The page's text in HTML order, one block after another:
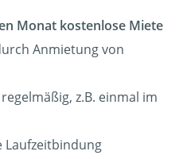
Monat kostenlose Miete
Anmietung von
z.B. einmal im
Laufzeitbindung